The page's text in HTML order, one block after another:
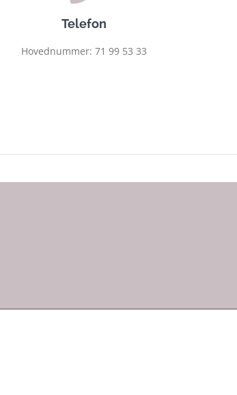
Telefon
Hovednummer: 71 99 53 33